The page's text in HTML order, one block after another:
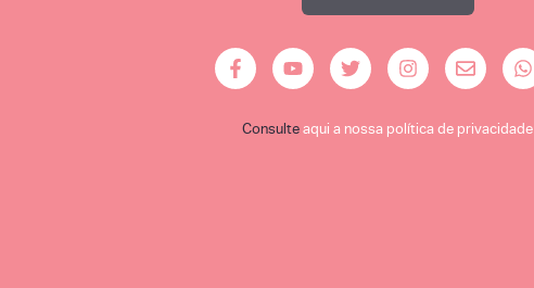
Consulte aqui a nossa política de privacidade